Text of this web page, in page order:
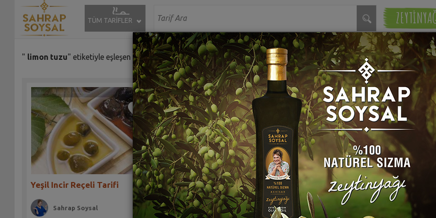
TÜM TARİFLER
" limon tuzu" etiketiyle eşleşen (23) tarif bulundu.
Yeşil Incir Reçeli Tarifi
Sahrap Soysal
Sebzeli Enginar Dolması Tarifi
Sahrap Soysal
Emel'in Yer Fıstıklı